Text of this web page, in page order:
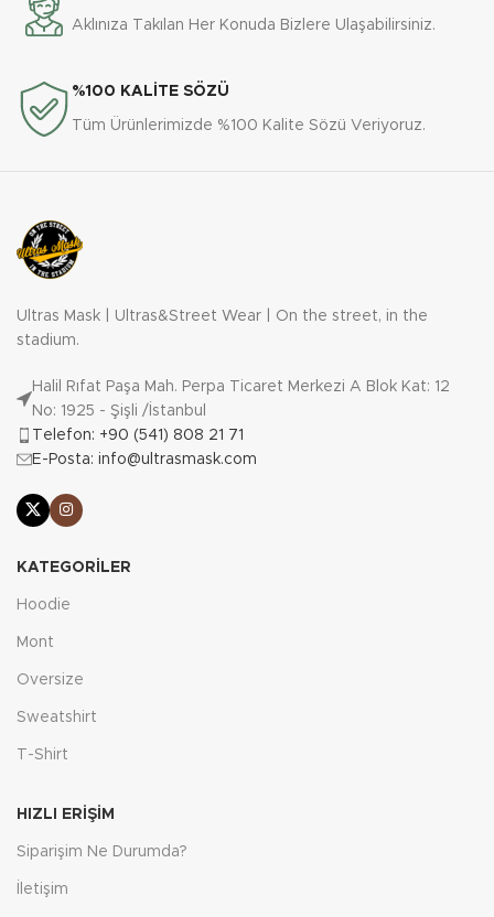
Aklınıza Takılan Her Konuda Bizlere Ulaşabilirsiniz.
%100 KALİTE SÖZÜ
Tüm Ürünlerimizde %100 Kalite Sözü Veriyoruz.
Ultras Mask | Ultras&Street Wear | On the street, in the
stadium.
Halil Rıfat Paşa Mah. Perpa Ticaret Merkezi A Blok Kat: 12
No: 1925 - Şişli /İstanbul
Telefon: +90 (541) 808 21 71
E-Posta: info@ultrasmask.com
KATEGORILER
Hoodie
Mont
Oversize
Sweatshirt
T-Shirt
HIZLI ERIŞIM
Siparişim Ne Durumda?
İletişim